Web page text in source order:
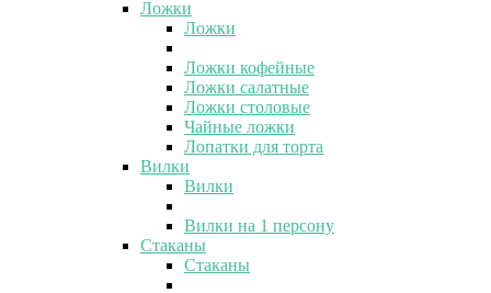
Ложки
Ложки
Ложки кофейные
Ложки салатные
Ложки столовые
Чайные ложки
Лопатки для торта
Вилки
Вилки
Вилки на 1 персону
Стаканы
Стаканы